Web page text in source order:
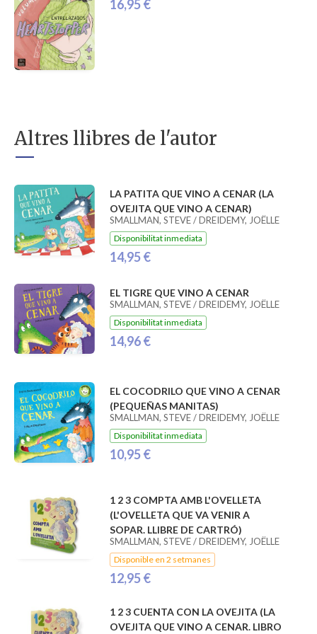
16,95 €
Altres llibres de l'autor
LA PATITA QUE VINO A CENAR (LA
OVEJITA QUE VINO A CENAR)
SMALLMAN, STEVE / DREIDEMY, JOËLLE
Disponibilitat inmediata
14,95 €
EL TIGRE QUE VINO A CENAR
SMALLMAN, STEVE / DREIDEMY, JOËLLE
Disponibilitat inmediata
14,96 €
EL COCODRILO QUE VINO A CENAR
(PEQUEÑAS MANITAS)
SMALLMAN, STEVE / DREIDEMY, JOËLLE
Disponibilitat inmediata
10,95 €
1 2 3 COMPTA AMB L'OVELLETA
(L'OVELLETA QUE VA VENIR A
SOPAR. LLIBRE DE CARTRÓ)
SMALLMAN, STEVE / DREIDEMY, JOËLLE
Disponible en 2 setmanes
12,95 €
1 2 3 CUENTA CON LA OVEJITA (LA
OVEJITA QUE VINO A CENAR. LIBRO